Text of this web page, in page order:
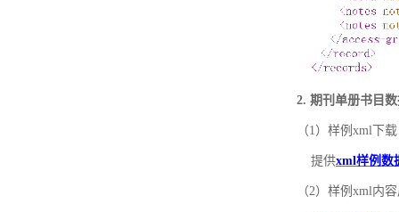
2. 期刊单册书目
（1）样例xml下载
提供xml样例数
（2）样例xml内